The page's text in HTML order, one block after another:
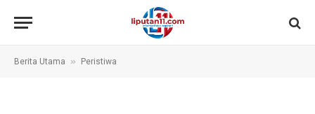
Berita Utama » Peristiwa